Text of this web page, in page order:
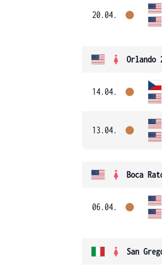
20.04.
Orlando
14.04.
13.04.
Boca
06.04.
San